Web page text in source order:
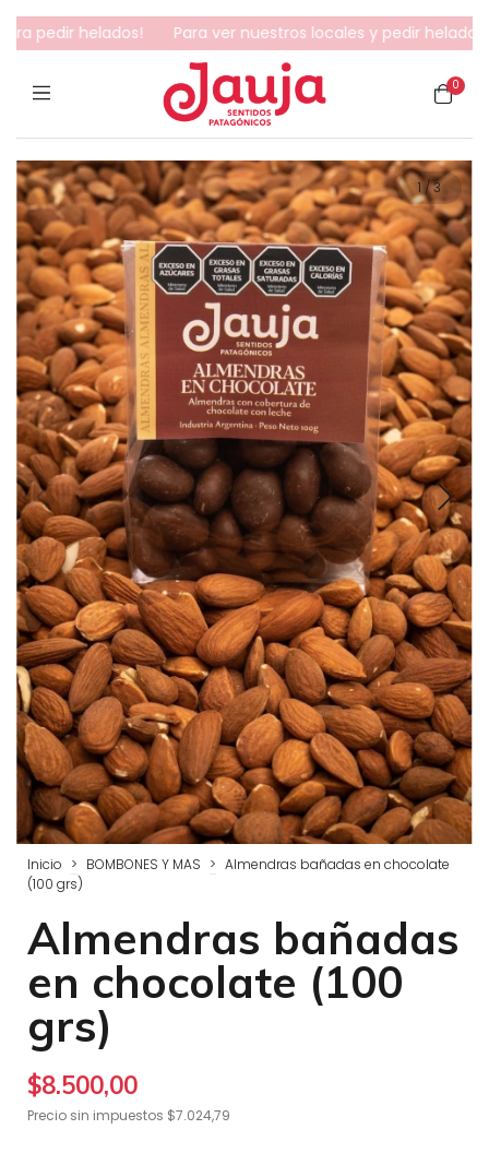
helados! Para ver nuestros locales y pedir helados...
0
1 /3
Inicio > BOMBONES Y MAS > Almendras bañadas en chocolate
(100 grs)
Almendras bañadas
en chocolate (100
grs)
$8.500,00
Precio sin impuestos $7.024,79